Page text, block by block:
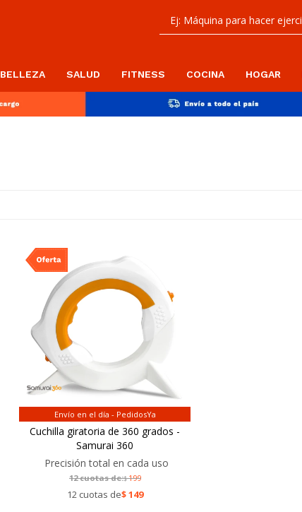
BELLEZA SALUD FITNESS COCINA HOGAR
Envío en el día - PedidosYa
Cuchilla giratoria de 360 grados -
Samurai 360
Precisión total en cada uso
12 cuotas de:$199
12 cuotas de$149